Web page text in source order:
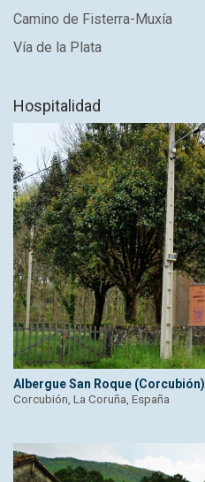
Camino de Fisterra-Muxía
Vía de la Plata
Hospitalidad
Albergue San Roque (Corcubión)
Corcubión, La Coruña, España